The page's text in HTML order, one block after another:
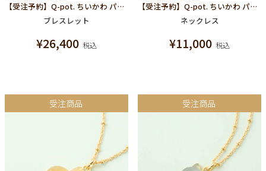
【受注予約】Q-pot. ちいかわ パートドゥフリュイ ブレスレット (みんな)
ブレスレット
¥26,400 税込
【受注予約】Q-pot. ちいかわ パートドゥフリュイ ネックレス(モモンガ)
ネックレス
¥11,000 税込
受注商品 受注商品